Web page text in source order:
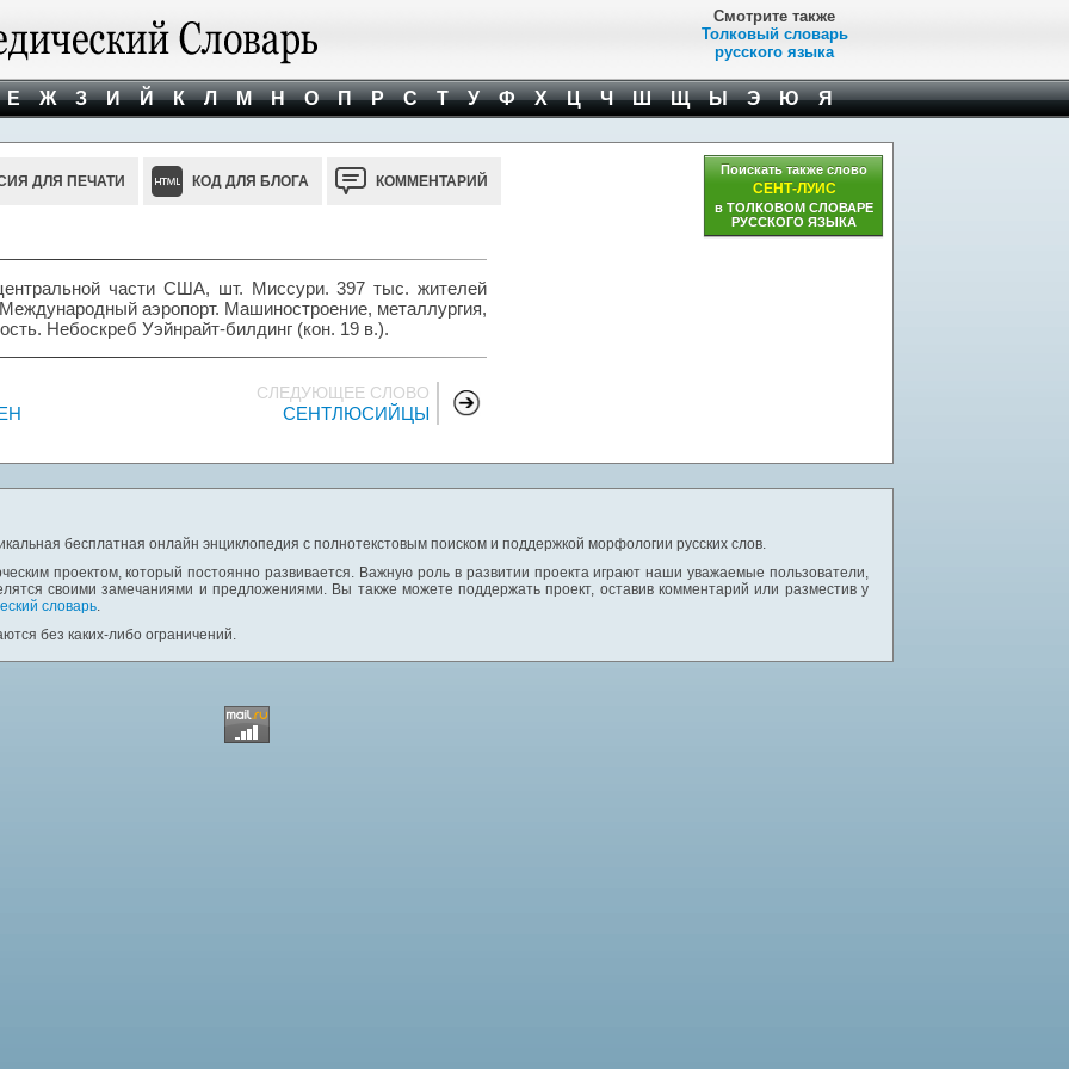
Смотрите также
Толковый словарь
русского языка
Е Ж З И Й К Л М Н О П Р С Т У Ф Х Ц Ч Ш Щ Ы Э Ю Я
ДЛЯ ПЕЧАТИ КОД ДЛЯ БЛОГА КОММЕНТАРИЙ
части США, шт. Миссури. 397 тыс. жителей
аэропорт. Машиностроение, металлургия,
Небоскреб Уэйнрайт-билдинг (кон. 19 в.).
СЛЕДУЮЩЕЕ СЛОВО
СЕНТЛЮСИЙЦЫ
Поискать также слово
СЕНТ-ЛУИС
в ТОЛКОВОМ СЛОВАРЕ
РУССКОГО ЯЗЫКА
бесплатная онлайн энциклопедия с полнотекстовым поиском и поддержкой морфологии русских слов.
проектом, который постоянно развивается. Важную роль в развитии проекта играют наши уважаемые пользователи,
своими замечаниями и предложениями. Вы также можете поддержать проект, оставив комментарий или разместив у
словарь.
без каких-либо ограничений.